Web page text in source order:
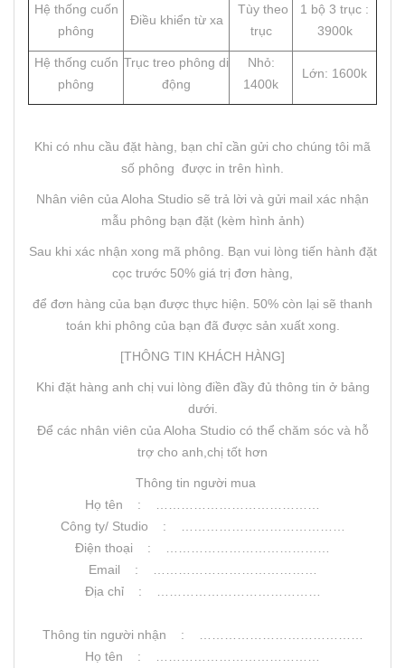
Hệ thống cuốn
phông
Điều khiển từ xa
Tùy theo
trục
1 bộ 3 trục :
3900k
Hệ thống cuốn
phông
Trục treo phông di
động
Nhỏ:
1400k
Lớn: 1600k
Khi có nhu cầu đặt hàng, bạn chỉ cần gửi cho chúng tôi mã
số phông được in trên hình.
Nhân viên của Aloha Studio sẽ trả lời và gửi mail xác nhận
mẫu phông bạn đặt (kèm hình ảnh)
Sau khi xác nhận xong mã phông. Bạn vui lòng tiến hành đặt
cọc trước 50% giá trị đơn hàng,
để đơn hàng của bạn được thực hiện. 50% còn lại sẽ thanh
toán khi phông của bạn đã được sản xuất xong.
[THÔNG TIN KHÁCH HÀNG]
Khi đặt hàng anh chị vui lòng điền đầy đủ thông tin ở bảng
dưới.
Để các nhân viên của Aloha Studio có thể chăm sóc và hỗ
trợ cho anh,chị tốt hơn
Thông tin người mua
Họ tên : …………………………………
Công ty/ Studio : …………………………………
Điện thoại : …………………………………
Email : …………………………………
Địa chỉ : …………………………………
Thông tin người nhận : …………………………………
Họ tên : …………………………………